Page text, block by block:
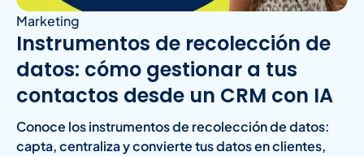
Marketing
Instrumentos de recolección de
datos: cómo gestionar a tus
contactos desde un CRM con IA
Conoce los instrumentos de recolección de datos:
capta, centraliza y convierte tus datos en clientes,